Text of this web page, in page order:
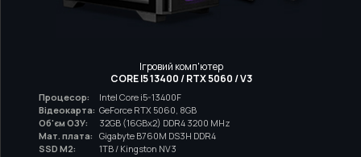
Ігровий комп'ютер
CORE I5 13400 / RTX 5060 / V3
Процесор:
Intel Core i5-13400F
Відеокарта: GeForce RTX 5060, 8GB
Об'єм ОЗУ:
32GB (16GBx2) DDR4 3200 MHz
Мат. плата:
Gigabyte B760M DS3H DDR4
SSD M2:
1TB / Kingston NV3